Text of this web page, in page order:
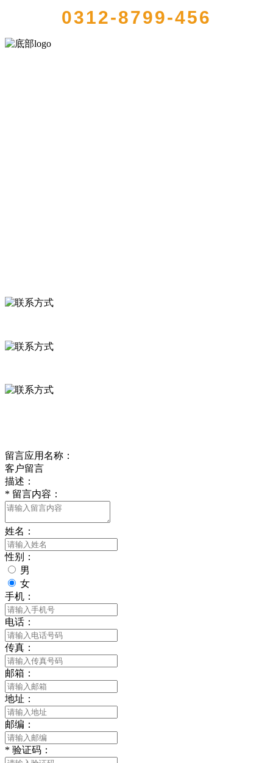
0312-8799-456
留言应用名称：
客户留言
描述：
* 留言内容：
姓名：
性别：
男
女
手机：
电话：
传真：
邮箱：
地址：
邮编：
* 验证码：